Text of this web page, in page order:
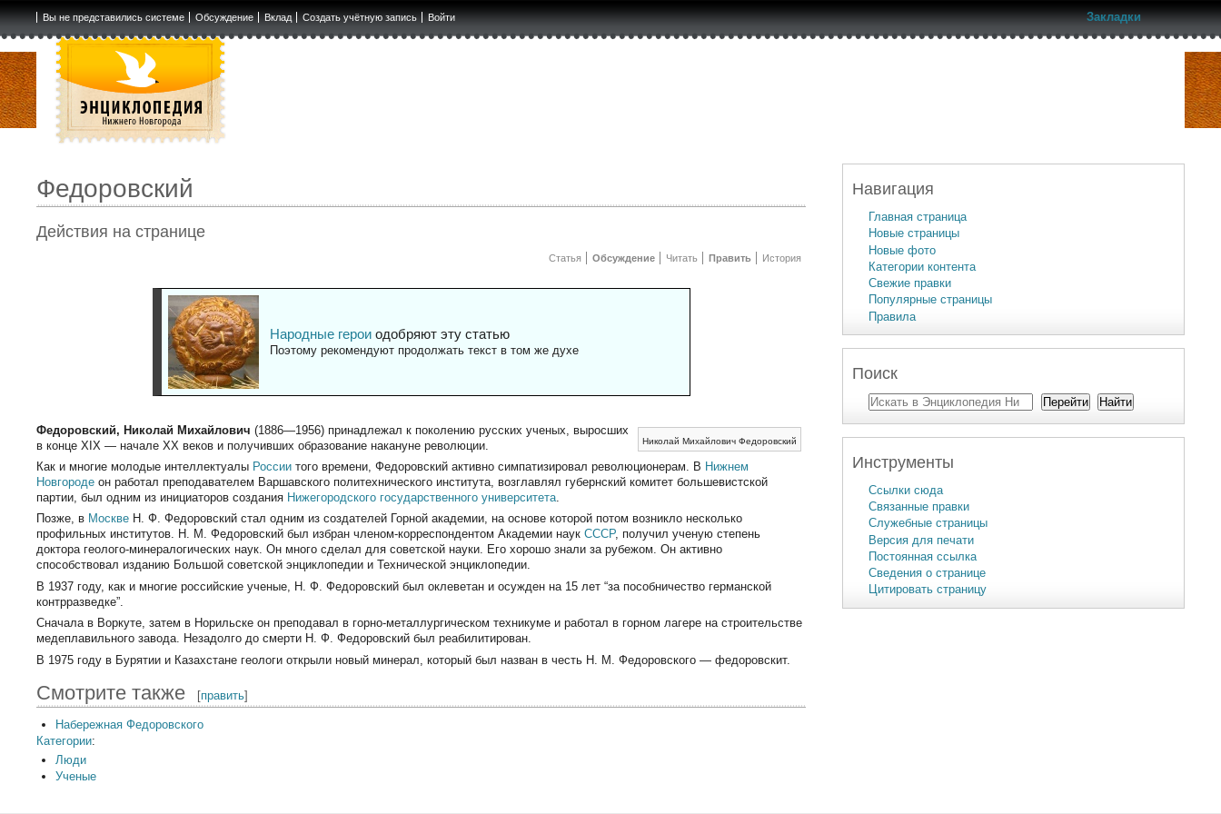
Вы не представились системе Обсуждение Вклад Создать учётную запись Войти Закладки
Федоровский
Действия на странице
Статья Обсуждение Читать Править История
Народные героиодобряют эту статью
Поэтому рекомендуют продолжать текст в том же духе
Николай Михайлович Федоровский
Федоровский, Николай Михайлович (1886—1956) принадлежал к поколению русских ученых, выросших
в конце ХIХ — начале ХХ веков и получивших образование накануне революции.
Как и многие молодые интеллектуалы России того времени, Федоровский активно симпатизировал революционерам. В Нижнем
Новгороде он работал преподавателем Варшавского политехнического института, возглавлял губернский комитет большевистской
партии, был одним из инициаторов создания Нижегородского государственного университета.
Позже, в Москве Н. Ф. Федоровский стал одним из создателей Горной академии, на основе которой потом возникло несколько
профильных институтов. Н. М. Федоровский был избран членом-корреспондентом Академии наукСССР, получил ученую степень
доктора геолого-минералогических наук. Он много сделал для советской науки. Его хорошо знали за рубежом. Он активно
способствовал изданию Большой советской энциклопедии и Технической энциклопедии.
В 1937 году, как и многие российские ученые, Н. Ф. Федоровский был оклеветан и осужден на 15 лет “за пособничество германской
контрразведке”.
Сначала в Воркуте, затем в Норильске он преподавал в горно-металлургическом техникуме и работал в горном лагере на строительстве
медеплавильного завода. Незадолго до смерти Н. Ф. Федоровский был реабилитирован.
В 1975 году в Бурятии и Казахстане геологи открыли новый минерал, который был назван в честь Н. М. Федоровского — федоровскит.
Смотрите также [править]
Набережная Федоровского
Категории:
Люди
Ученые
Навигация
Главная страница
Новые страницы
Новые фото
Категории контента
Свежие правки
Популярные страницы
Правила
Поиск
Инструменты
Ссылки сюда
Связанные правки
Служебные страницы
Версия для печати
Постоянная ссылка
Сведения о странице
Цитировать страницу